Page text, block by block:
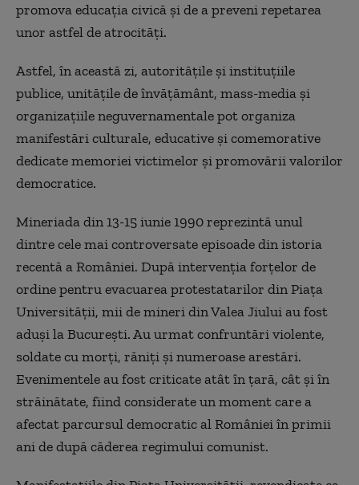
promova educaţia civică şi de a preveni repetarea
unor astfel de atrocităţi.
Astfel, în această zi, autorităţile şi instituţiile
publice, unităţile de învăţământ, mass-media şi
organizaţiile neguvernamentale pot organiza
manifestări culturale, educative şi comemorative
dedicate memoriei victimelor şi promovării valorilor
democratice.
Mineriada din 13-15 iunie 1990 reprezintă unul
dintre cele mai controversate episoade din istoria
recentă a României. După intervenţia forţelor de
ordine pentru evacuarea protestatarilor din Piaţa
Universităţii, mii de mineri din Valea Jiului au fost
aduşi la Bucureşti. Au urmat confruntări violente,
soldate cu morţi, răniţi şi numeroase arestări.
Evenimentele au fost criticate atât în ţară, cât şi în
străinătate, fiind considerate un moment care a
afectat parcursul democratic al României în primii
ani de după căderea regimului comunist.